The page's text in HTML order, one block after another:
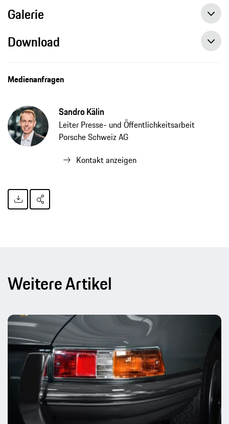
Galerie
Download
Medienanfragen
Sandro Kälin
Leiter Presse- und Öffentlichkeitsarbeit
Porsche Schweiz AG
Kontakt anzeigen
Weitere Artikel